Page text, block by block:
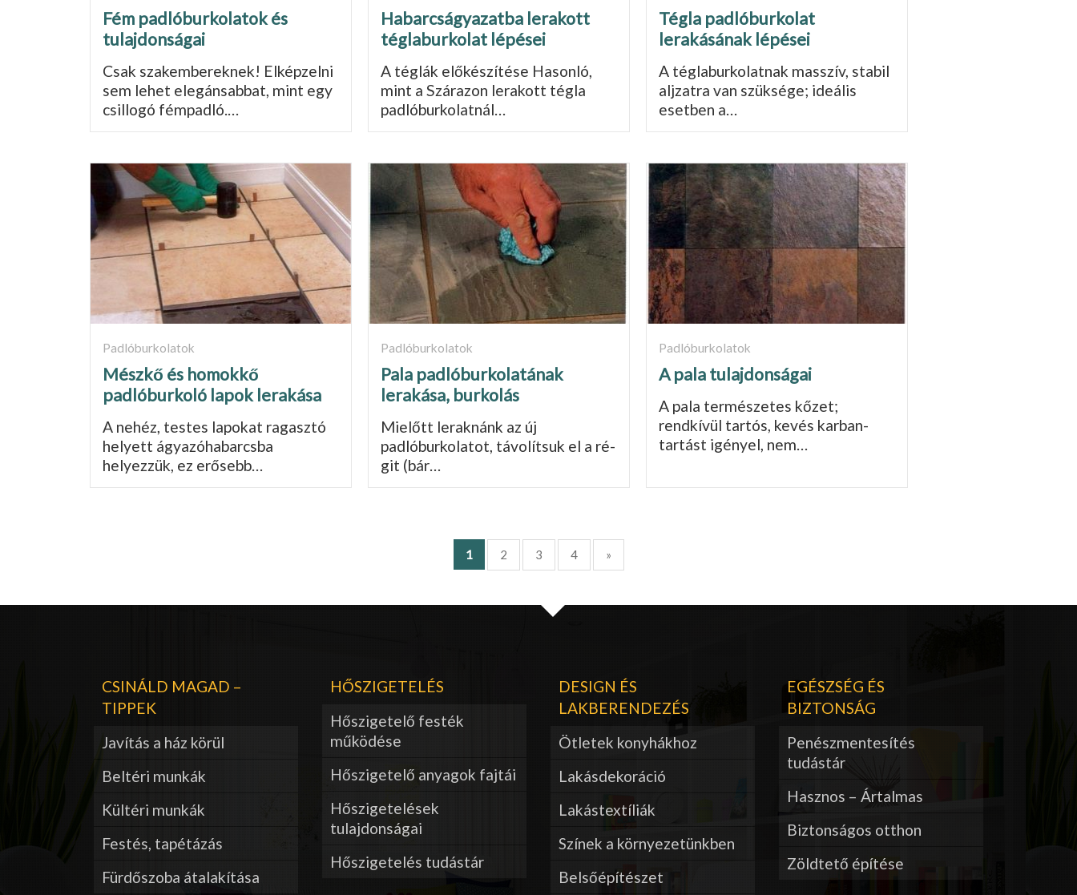
Fém padlóburkolatok és
tulajdonságai
Csak szakembereknek! Elképzelni
sem lehet elegánsabbat, mint egy
csillogó fémpadló.…
Habarcságyazatba lerakott
téglaburkolat lépései
A téglák előkészítése Hasonló,
mint a Szárazon lerakott tégla
padlóburkolatnál…
Tégla padlóburkolat
lerakásának lépései
A téglaburkolatnak masszív, stabil
aljzatra van szüksége; ideális
esetben a…
Padlóburkolatok
Mészkő és homokkő
padlóburkoló lapok lerakása
A nehéz, testes lapokat ragasztó
helyett ágyazóhabarcsba
helyezzük, ez erősebb…
Padlóburkolatok
Pala padlóburkolatának
lerakása, burkolás
Mielőtt leraknánk az új
padlóburkolatot, távolítsuk el a ré­
git (bár…
Padlóburkolatok
A pala tulajdonságai
A pala természetes kőzet;
rendkívül tartós, kevés karban­
tartást igényel, nem…
1 2 3 4 »
CSINÁLD MAGAD –
TIPPEK
Javítás a ház körül
Beltéri munkák
Kültéri munkák
Festés, tapétázás
Fürdőszoba átalakítása
HŐSZIGETELÉS
Hőszigetelő festék
működése
Hőszigetelő anyagok fajtái
Hőszigetelések
tulajdonságai
Hőszigetelés tudástár
DESIGN ÉS
LAKBERENDEZÉS
Ötletek konyhákhoz
Lakásdekoráció
Lakástextíliák
Színek a környezetünkben
Belsőépítészet
EGÉSZSÉG ÉS
BIZTONSÁG
Penészmentesítés
tudástár
Hasznos – Ártalmas
Biztonságos otthon
Zöldtető építése